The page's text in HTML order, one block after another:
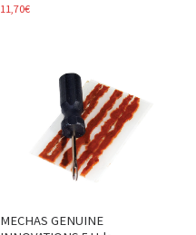
11,70€
MECHAS GENUINE